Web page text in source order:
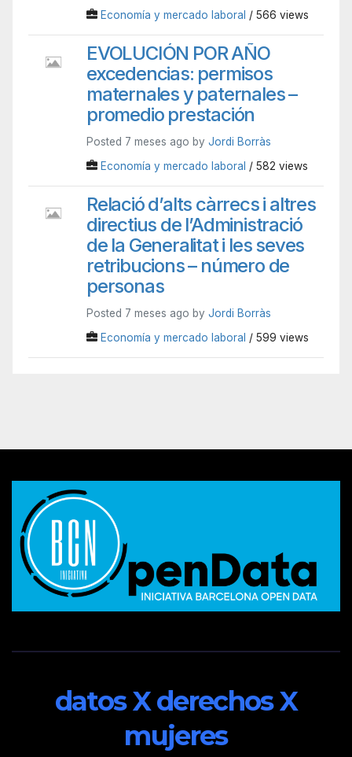
Economía y mercado laboral / 566 views
EVOLUCIÓN POR AÑO
excedencias: permisos
maternales y paternales –
promedio prestación
Posted 7 meses ago by Jordi Borràs
Economía y mercado laboral / 582 views
Relació d’alts càrrecs i altres
directius de l’Administració
de la Generalitat i les seves
retribucions – número de
personas
Posted 7 meses ago by Jordi Borràs
Economía y mercado laboral / 599 views
datos X derechos X
mujeres